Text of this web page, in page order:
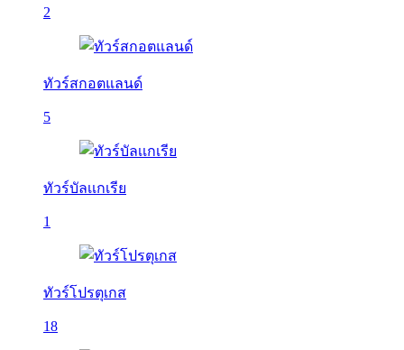
2
ทัวร์สกอตแลนด์
5
ทัวร์บัลเเกเรีย
1
ทัวร์โปรตุเกส
18